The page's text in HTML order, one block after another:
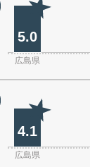
5.0
広島県
4.1
広島県